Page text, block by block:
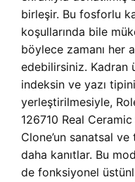
birleşir. Bu fosforlu
koşullarında bile
böylece zamanı her
edebilirsiniz.
indeksin ve yazı
yerleştirilmesiyle,
126710 Real
Clone’un sanatsal
daha kanıtlar. Bu
de fonksiyonel